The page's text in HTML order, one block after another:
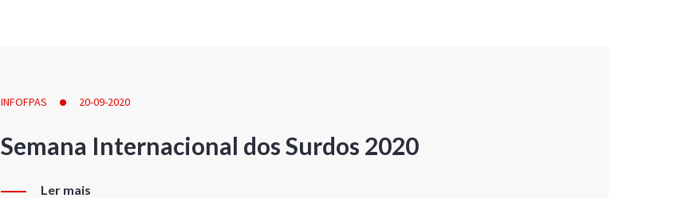
INFOFPAS 20-09-2020
Semana Internacional dos Surdos 2020
Ler mais